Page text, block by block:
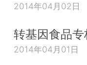
2014年04月02日
转基因食品
2014年04月01日